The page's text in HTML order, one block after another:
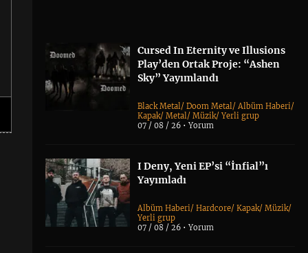
Cursed In Eternity ve Illusions
Play’den Ortak Proje: “Ashen
Sky” Yayımlandı
Black Metal/Doom Metal/Albüm Haberi/
Kapak/Metal/Müzik/Yerli grup
07 / 08 / 26 •Yorum
I Deny, Yeni EP’si “İnfial”ı
Yayımladı
Albüm Haberi/Hardcore/Kapak/Müzik/
Yerli grup
07 / 08 / 26 •Yorum